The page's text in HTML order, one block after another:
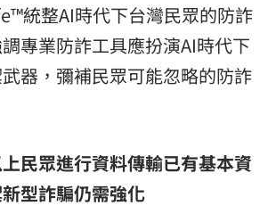
統整AI時代下台灣民眾的防詐
專業防詐工具應扮演AI時代下
器，彌補民眾可能忽略的防詐
民眾進行資料傳輸已有基本資
型詐騙仍需強化